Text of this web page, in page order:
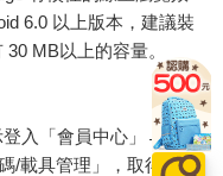
6.0 以上版本，建議裝
MB以上的容量。
登入「會員中心」→「我
/載具管理」，取得通行